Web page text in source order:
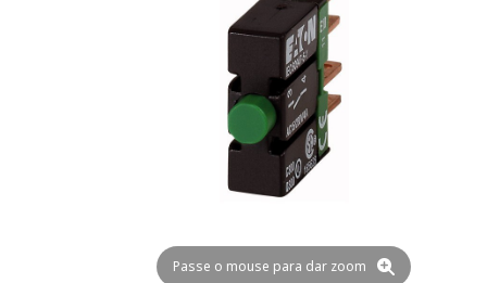
Passe o mouse para dar zoom